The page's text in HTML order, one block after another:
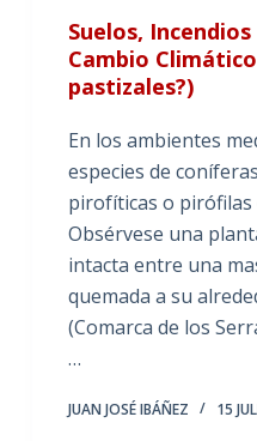
Suelos,
Cambio
pastizales?)
En los ambientes
especies de
pirofíticas o pirófilas
Obsérvese una
intacta entre una
quemada a su
(Comarca de los
…
JUAN JOSÉ IBÁÑEZ 15